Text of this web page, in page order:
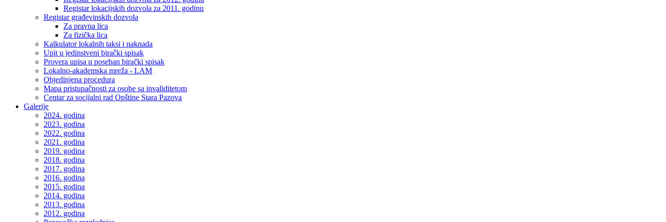
Registar lokacijskih dozvola za 2011. godinu
Registar građevinskih dozvola
Za pravna lica
Za fizička lica
Kalkulator lokalnih taksi i naknada
Upit u jedinstveni birački spisak
Provera upisa u poseban birački spisak
Lokalno-akademska mreža - LAM
Objedinjena procedura
Mapa pristupačnosti za osobe sa invaliditetom
Centar za socijalni rad Opštine Stara Pazova
Galerije
2024. godina
2023. godina
2022. godina
2021. godina
2019. godina
2018. godina
2017. godina
2016. godina
2015. godina
2014. godina
2013. godina
2012. godina